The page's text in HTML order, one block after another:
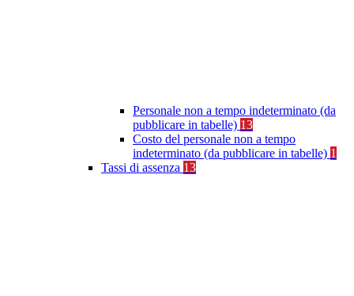
Personale non a tempo indeterminato (da
pubblicare in tabelle) 13
Costo del personale non a tempo
indeterminato (da pubblicare in tabelle) 1
Tassi di assenza 13